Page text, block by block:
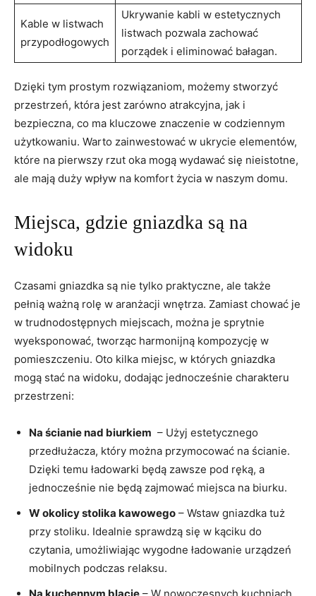
Kable w ⁢listwach⁣
przypodłogowych
Ukrywanie kabli w estetycznych
listwach pozwala zachować ​
porządek i eliminować bałagan.
Dzięki ⁢tym prostym rozwiązaniom, możemy stworzyć
‌przestrzeń, która jest zarówno ‌atrakcyjna,‌ jak​ i
bezpieczna, ⁢co ma kluczowe znaczenie ‍w codziennym
użytkowaniu. Warto ⁢zainwestować ⁣w ukrycie elementów,
które na pierwszy rzut oka mogą wydawać⁣ się nieistotne,
ale mają ⁣duży wpływ na komfort ‍życia w naszym domu.
Miejsca, gdzie gniazdka są na
widoku
Czasami ⁤gniazdka są‍ nie tylko praktyczne, ale także​
pełnią⁣ ważną rolę w aranżacji ‍wnętrza. Zamiast chować je
w trudnodostępnych ‌miejscach, można je sprytnie
wyeksponować, tworząc harmonijną kompozycję w
pomieszczeniu. Oto kilka ⁤miejsc, w‍ których gniazdka
mogą stać na widoku, dodając jednocześnie charakteru
przestrzeni:
Na ścianie ⁤nad biurkiem ⁣ – Użyj estetycznego
przedłużacza, który⁣ można przymocować na ścianie.
Dzięki temu ładowarki będą zawsze pod ręką, a
jednocześnie nie będą zajmować miejsca na biurku.
W okolicy stolika‌ kawowego – ‌Wstaw‌ gniazdka ‍tuż
⁤przy stoliku.⁤ Idealnie sprawdzą się‌ w kąciku do
czytania, ⁣umożliwiając wygodne ładowanie urządzeń
mobilnych podczas relaksu.